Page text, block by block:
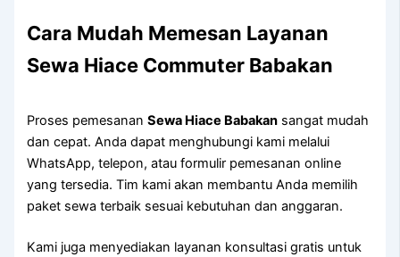
Cara Mudah Memesan Layanan
Sewa Hiace Commuter Babakan
Proses pemesananSewa Hiace Babakan sangat mudah
dan cepat. Anda dapat menghubungi kami melalui
WhatsApp, telepon, atau formulir pemesanan online
yang tersedia. Tim kami akan membantu Anda memilih
paket sewa terbaik sesuai kebutuhan dan anggaran.
Kami juga menyediakan layanan konsultasi gratis untuk